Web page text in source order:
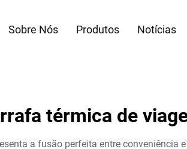
Sobre Nós Produtos Notícias
térmica de
a fusão perfeita entre